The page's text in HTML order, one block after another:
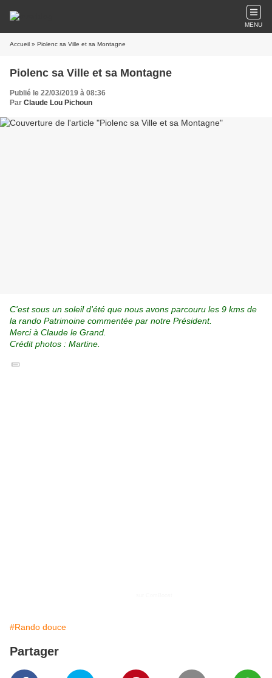
MENU
Accueil » Piolenc sa Ville et sa Montagne
Piolenc sa Ville et sa Montagne
Publié le 22/03/2019 à 08:36
Par Claude Lou Pichoun
C'est sous un soleil d'été que nous avons parcouru les 9 kms de
la rando Patrimoine commentée par notre Président.
Merci à Claude le Grand.
Crédit photos : Martine.
#Rando douce
Partager